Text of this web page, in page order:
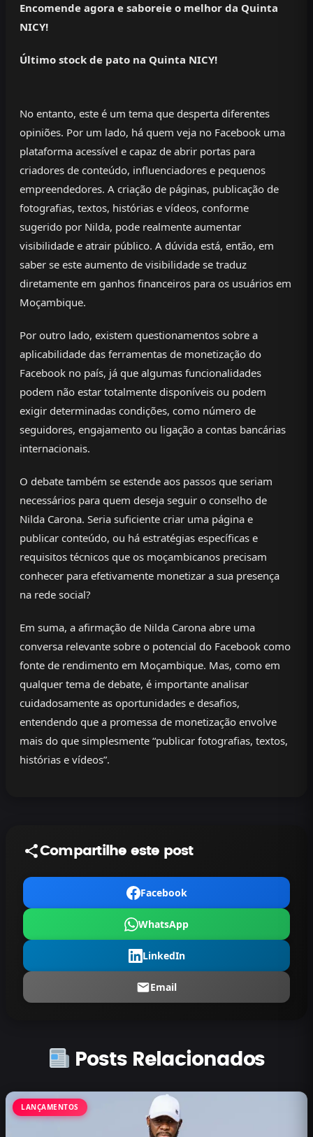
Encomende agora e saboreie o melhor da Quinta
NICY!
Último stock de pato na Quinta NICY!
No entanto, este é um tema que desperta diferentes
opiniões. Por um lado, há quem veja no Facebook uma
plataforma acessível e capaz de abrir portas para
criadores de conteúdo, influenciadores e pequenos
empreendedores. A criação de páginas, publicação de
fotografias, textos, histórias e vídeos, conforme
sugerido por Nilda, pode realmente aumentar
visibilidade e atrair público. A dúvida está, então, em
saber se este aumento de visibilidade se traduz
diretamente em ganhos financeiros para os usuários em
Moçambique.
Por outro lado, existem questionamentos sobre a
aplicabilidade das ferramentas de monetização do
Facebook no país, já que algumas funcionalidades
podem não estar totalmente disponíveis ou podem
exigir determinadas condições, como número de
seguidores, engajamento ou ligação a contas bancárias
internacionais.
O debate também se estende aos passos que seriam
necessários para quem deseja seguir o conselho de
Nilda Carona. Seria suficiente criar uma página e
publicar conteúdo, ou há estratégias específicas e
requisitos técnicos que os moçambicanos precisam
conhecer para efetivamente monetizar a sua presença
na rede social?
Em suma, a afirmação de Nilda Carona abre uma
conversa relevante sobre o potencial do Facebook como
fonte de rendimento em Moçambique. Mas, como em
qualquer tema de debate, é importante analisar
cuidadosamente as oportunidades e desafios,
entendendo que a promessa de monetização envolve
mais do que simplesmente “publicar fotografias, textos,
histórias e vídeos”.
Compartilhe este post
Facebook
WhatsApp
LinkedIn
Email
Posts Relacionados
LANÇAMENTOS